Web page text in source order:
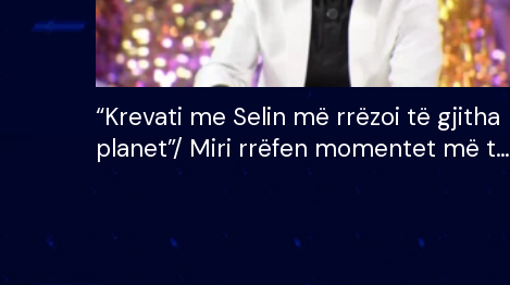
“Krevati me Selin më rrëzoi të gjitha
planet”/ Miri rrëfen momentet më të
bukura në shtëpinë e BB VIP: Do më